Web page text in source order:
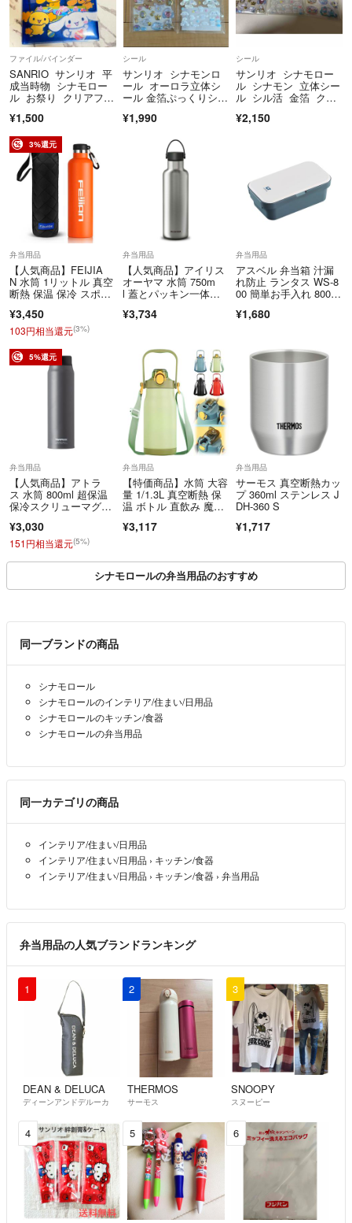
ファイル/バインダー
SANRIO サンリオ 平
成当時物 シナモロー
ル お祭り クリアファ
¥1,500
シール
サンリオ シナモンロ
ール オーロラ立体シ
ール 金箔ぷっくりシー
¥1,990
シール
サンリオ シナモロー
ル シナモン 立体シー
ル シル活 金箔 クリ
ラキラ ぷっくり おは
¥2,150
3%還元
弁当用品
【人気商品】FEIJIA
N 水筒 1リットル 真空
断熱 保温 保冷 スポー
¥3,450
103円相当還元(3%)
弁当用品
【人気商品】アイリス
オーヤマ 水筒 750m
l 蓋とパッキン一体
¥3,734
弁当用品
アスベル 弁当箱 汁漏
れ防止 ランタス WS-8
00 簡単お手入れ 800m
料無料】 【人気商品】
¥1,680
5%還元
弁当用品
【人気商品】アトラ
ス 水筒 800ml 超保温
保冷スクリューマグボ
¥3,030
151円相当還元(5%)
弁当用品
【特価商品】水筒 大容
量 1/1.3L 真空断熱 保
温 ボトル 直飲み 魔法
¥3,117
弁当用品
サーモス 真空断熱カッ
プ 360ml ステンレス J
DH-360 S
¥1,717
シナモロールの弁当用品のおすすめ
同一ブランドの商品
シナモロール
シナモロールのインテリア/住まい/日用品
シナモロールのキッチン/食器
シナモロールの弁当用品
同一カテゴリの商品
インテリア/住まい/日用品
インテリア/住まい/日用品 › キッチン/食器
インテリア/住まい/日用品 › キッチン/食器 › 弁当用品
弁当用品の人気ブランドランキング
1
DEAN & DELUCA
ディーンアンドデルーカ
2
THERMOS
サーモス
3
SNOOPY
スヌーピー
4 5 6